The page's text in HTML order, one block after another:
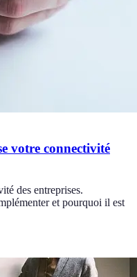
votre connectivité
des entreprises.
et pourquoi il est